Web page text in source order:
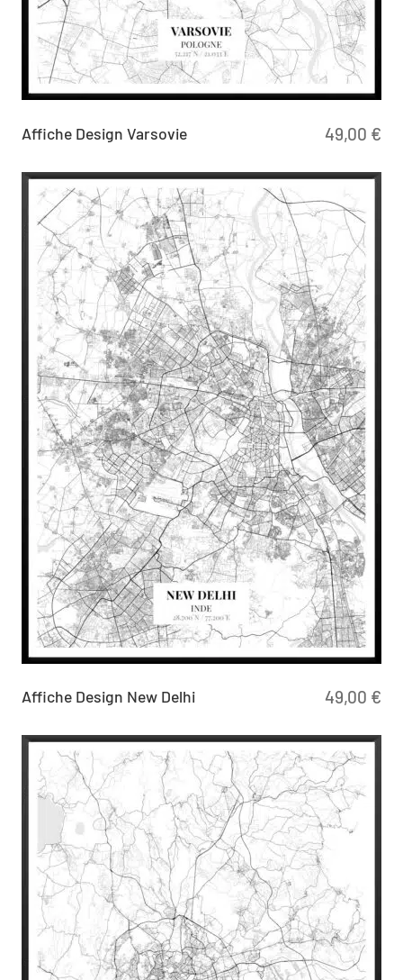
49,00 €
Affiche Design Varsovie
49,00 €
Affiche Design New Delhi